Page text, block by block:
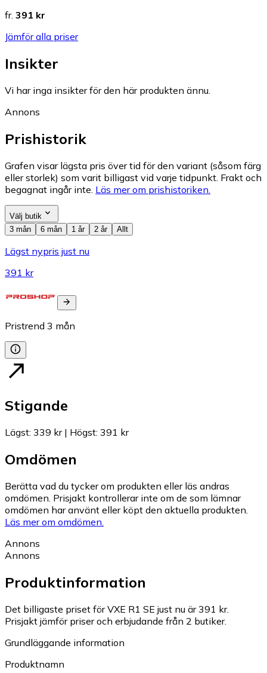
fr. 391 kr
Jämför alla priser
Insikter
Vi har inga insikter för den här produkten ännu.
Annons
Prishistorik
Grafen visar lägsta pris över tid för den variant (såsom färg
eller storlek) som varit billigast vid varje tidpunkt. Frakt och
begagnat ingår inte. Läs mer om prishistoriken.
Välj butik
3 mån
6 mån 1 år 2 år Allt
Lägst nypris just nu
391 kr
Pristrend 3 mån
Stigande
Lägst: 339 kr| Högst: 391 kr
Omdömen
Berätta vad du tycker om produkten eller läs andras
omdömen. Prisjakt kontrollerar inte om de som lämnar
omdömen har använt eller köpt den aktuella produkten.
Läs mer om omdömen.
Annons
Annons
Produktinformation
Det billigaste priset för VXE R1 SE just nu är 391 kr.
Prisjakt jämför priser och erbjudande från 2 butiker.
Grundläggande information
Produktnamn